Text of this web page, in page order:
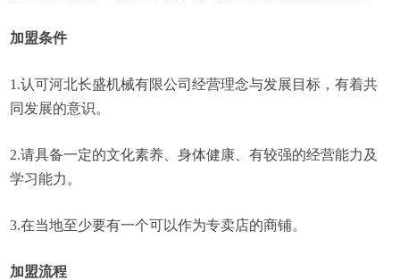
加盟条件
1.认可河北长盛机械有限公司经营理念与发展目标，有着共
同发展的意识。
2.请具备一定的文化素养、身体健康、有较强的经营能力及
学习能力。
3.在当地至少要有一个可以作为专卖店的商铺。
加盟流程